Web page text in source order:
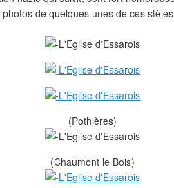
de quelques unes de ces
(Pothières)
(Chaumont le Bois)